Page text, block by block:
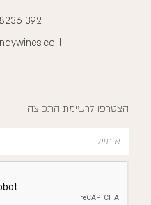
392
הצטרפו לרשימת התפוצה